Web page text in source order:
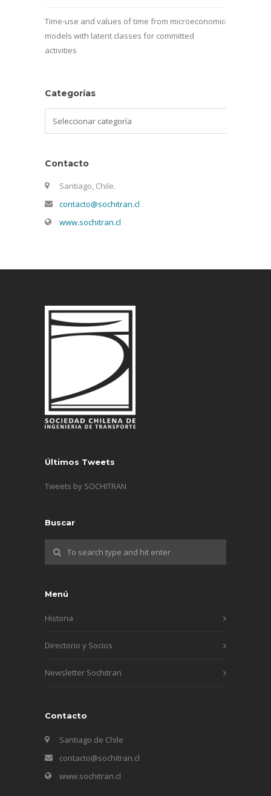
Time-use and values of time from microeconomic
models with latent classes for committed
activities
Categorías
Contacto
Santiago, Chile.
contacto@sochitran.cl
www.sochitran.cl
Últimos Tweets
Tweets by SOCHITRAN
Buscar
Menú
Historia
Directorio y Socios
Newsletter Sochitran
Contacto
Santiago de Chile
contacto@sochitran.cl
www.sochitran.cl